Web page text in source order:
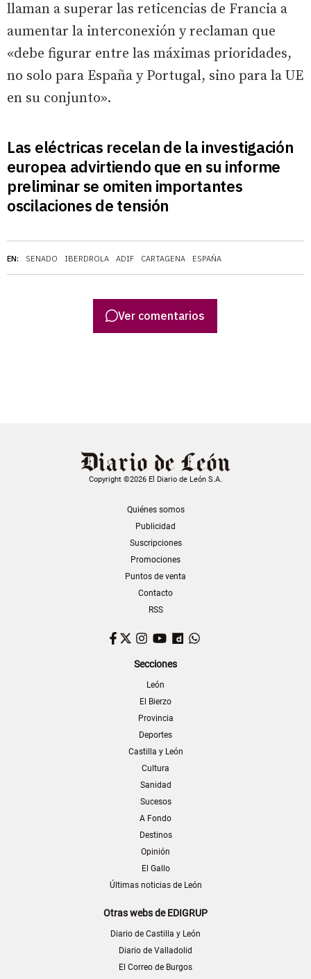
EN: SENADO IBERDROLA ADIF CARTAGENA ESPAÑA
llaman a superar las reticencias de Francia a
aumentar la interconexión y reclaman que
«debe figurar entre las máximas prioridades,
no solo para España y Portugal, sino para la UE
en su conjunto».
Las eléctricas recelan de la investigación
europea advirtiendo que en su informe
preliminar se omiten importantes
oscilaciones de tensión
Ver comentarios
Copyright ©2026 El Diario de León S.A.
Quiénes somos
Publicidad
Suscripciones
Promociones
Puntos de venta
Contacto
RSS
Facebook
TwitterInstagram
YouTubeDailymotion
Secciones
León
El Bierzo
Provincia
Deportes
Castilla y León
Cultura
Sanidad
Sucesos
A Fondo
Destinos
Opinión
El Gallo
Últimas noticias de León
Otras webs de EDIGRUP
Diario de Castilla y León
Diario de Valladolid
El Correo de Burgos